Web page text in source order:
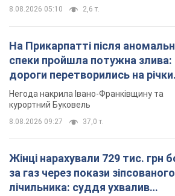
за газ через покази зіпсованого
лічильника: суддя ухвалив
неочікуване рішення
8.08.2026 14:43 31,9 т.